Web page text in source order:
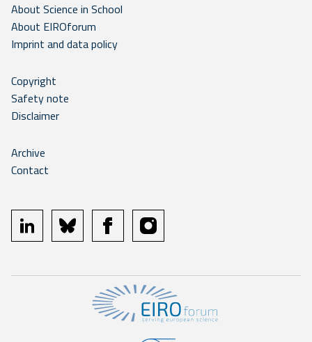
About Science in School
About EIROforum
Imprint and data policy
Copyright
Safety note
Disclaimer
Archive
Contact
linkedin bluesky facebookinstagram